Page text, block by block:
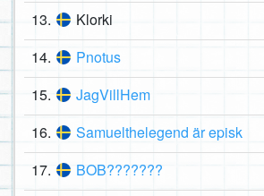
13. Klorki
14. Pnotus
15. JagVillHem
16. Samuelthelegend är episk
17. BOB???????